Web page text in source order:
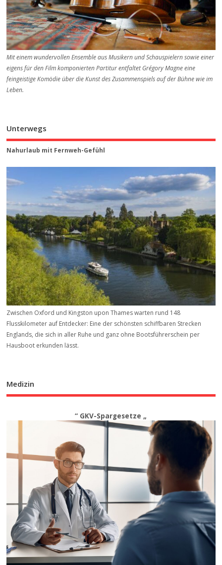
Mit einem wundervollen Ensemble aus Musikern und Schauspielern sowie einer
eigens für den Film komponierten Partitur entfaltet Grégory Magne eine
feingeistige Komödie über die Kunst des Zusammenspiels auf der Bühne wie im
Leben.
Unterwegs
Nahurlaub mit Fernweh-Gefühl
Zwischen Oxford und Kingston upon Thames warten rund 148
Flusskilometer auf Entdecker: Eine der schönsten schiffbaren Strecken
Englands, die sich in aller Ruhe und ganz ohne Bootsführerschein per
Hausboot erkunden lässt.
Medizin
“ GKV-Spargesetze „